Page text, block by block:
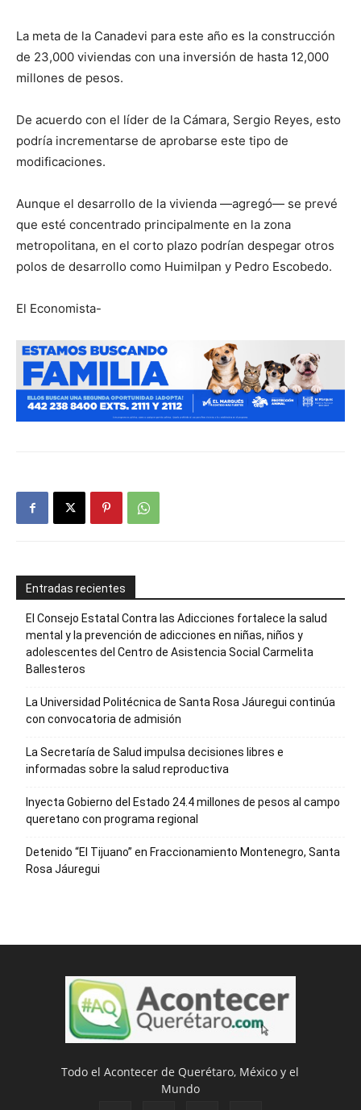
La meta de la Canadevi para este año es la construcción
de 23,000 viviendas con una inversión de hasta 12,000
millones de pesos.
De acuerdo con el líder de la Cámara, Sergio Reyes, esto
podría incrementarse de aprobarse este tipo de
modificaciones.
Aunque el desarrollo de la vivienda —agregó— se prevé
que esté concentrado principalmente en la zona
metropolitana, en el corto plazo podrían despegar otros
polos de desarrollo como Huimilpan y Pedro Escobedo.
El Economista-
Entradas recientes
El Consejo Estatal Contra las Adicciones fortalece la salud
mental y la prevención de adicciones en niñas, niños y
adolescentes del Centro de Asistencia Social Carmelita
Ballesteros
La Universidad Politécnica de Santa Rosa Jáuregui continúa
con convocatoria de admisión
La Secretaría de Salud impulsa decisiones libres e
informadas sobre la salud reproductiva
Inyecta Gobierno del Estado 24.4 millones de pesos al campo
queretano con programa regional
Detenido “El Tijuano” en Fraccionamiento Montenegro, Santa
Rosa Jáuregui
Todo el Acontecer de Querétaro, México y el
Mundo